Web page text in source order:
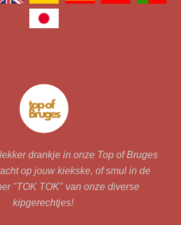
drankje in onze Top of Bruges
op jouw kiekske, of smul in de
"TOK TOK" van onze diverse
kipgerechtjes!